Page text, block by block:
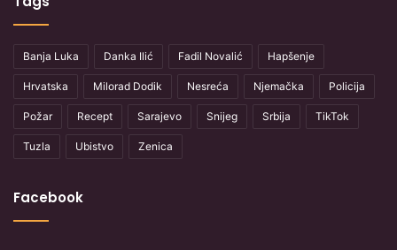
Banja Luka Danka Ilić Fadil Novalić Hapšenje
Hrvatska Milorad Dodik Nesreća Njemačka Policija
Požar Recept Sarajevo Snijeg Srbija TikTok
Tuzla Ubistvo Zenica
Facebook